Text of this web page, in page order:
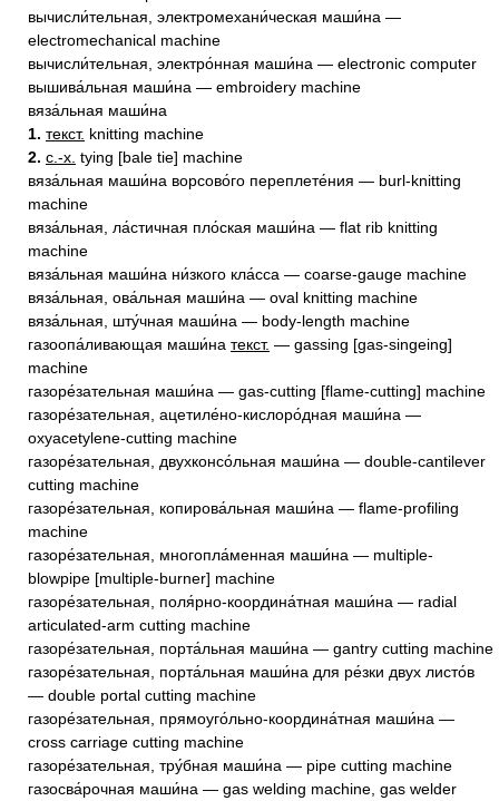
вычисли́тельная, электромехани́ческая маши́на —
electromechanical machine
вычисли́тельная, электро́нная маши́на — electronic computer
вышива́льная маши́на — embroidery machine
вяза́льная маши́на
1. текст. knitting machine
2. с.-х. tying [bale tie] machine
вяза́льная маши́на ворсово́го переплете́ния — burl-knitting
machine
вяза́льная, ла́стичная пло́ская маши́на — flat rib knitting
machine
вяза́льная маши́на ни́зкого кла́сса — coarse-gauge machine
вяза́льная, ова́льная маши́на — oval knitting machine
вяза́льная, шту́чная маши́на — body-length machine
газоопа́ливающая маши́на текст. — gassing [gas-singeing]
machine
газоре́зательная маши́на — gas-cutting [flame-cutting] machine
газоре́зательная, ацетиле́но-кислоро́дная маши́на —
oxyacetylene-cutting machine
газоре́зательная, двухконсо́льная маши́на — double-cantilever
cutting machine
газоре́зательная, копирова́льная маши́на — flame-profiling
machine
газоре́зательная, многопла́менная маши́на — multiple-
blowpipe [multiple-burner] machine
газоре́зательная, поля́рно-координа́тная маши́на — radial
articulated-arm cutting machine
газоре́зательная, порта́льная маши́на — gantry cutting machine
газоре́зательная, порта́льная маши́на для ре́зки двух листо́в
— double portal cutting machine
газоре́зательная, прямоуго́льно-координа́тная маши́на —
cross carriage cutting machine
газоре́зательная, тру́бная маши́на — pipe cutting machine
газосва́рочная маши́на — gas welding machine, gas welder